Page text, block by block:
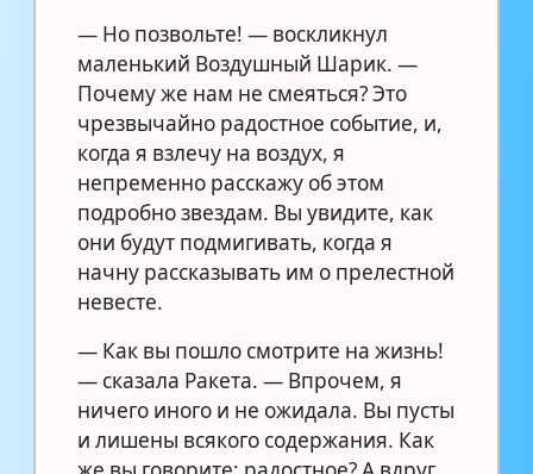
— Но позвольте! — воскликнул
маленький Воздушный Шарик. —
Почему же нам не смеяться? Это
чрезвычайно радостное событие, и,
когда я взлечу на воздух, я
непременно расскажу об этом
подробно звездам. Вы увидите, как
они будут подмигивать, когда я
начну рассказывать им о прелестной
невесте.
— Как вы пошло смотрите на жизнь!
— сказала Ракета. — Впрочем, я
ничего иного и не ожидала. Вы пусты
и лишены всякого содержания. Как